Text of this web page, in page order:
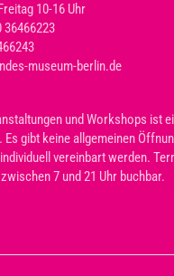
10-16 Uhr
36466223
museum-berlin.de
und Workshops ist
gibt keine allgemeinen
vereinbart werden.
7 und 21 Uhr buchbar.